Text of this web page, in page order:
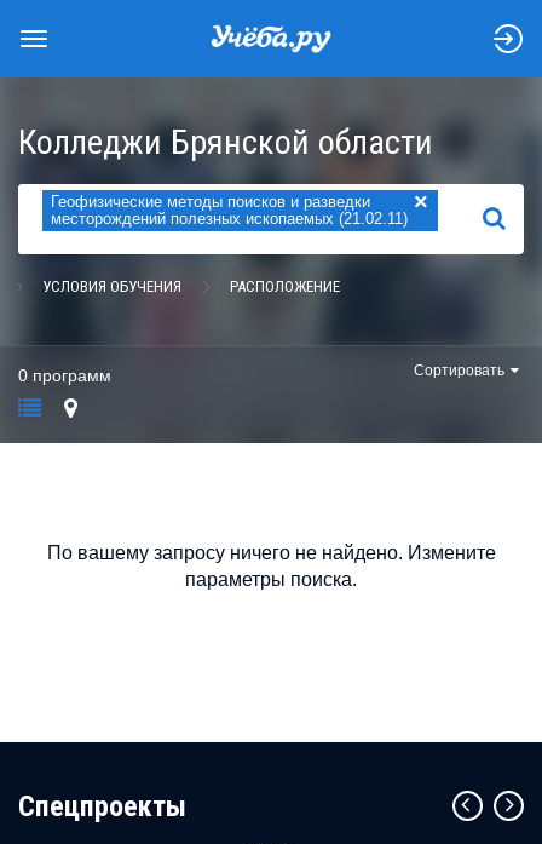
Колледжи Брянской области
Геофизические методы поисков и разведки
месторождений полезных ископаемых (21.02.11)
×
НАЙТИ
УСЛОВИЯ ОБУЧЕНИЯ РАСПОЛОЖЕНИЕ
0 программ Сортировать
По вашему запросу ничего не найдено. Измените
параметры поиска.
Cпецпроекты